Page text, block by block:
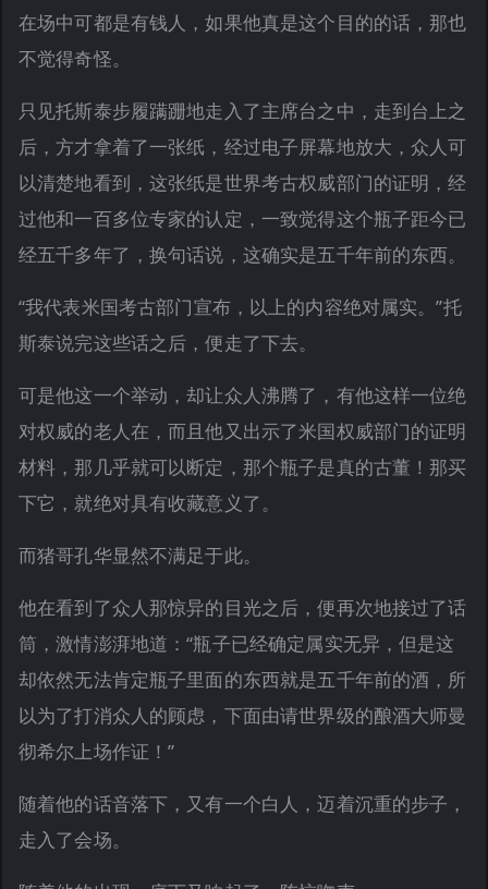
在场中可都是有钱人，如果他真是这个目的的话，那也
不觉得奇怪。
只见托斯泰步履蹒跚地走入了主席台之中，走到台上之
后，方才拿着了一张纸，经过电子屏幕地放大，众人可
以清楚地看到，这张纸是世界考古权威部门的证明，经
过他和一百多位专家的认定，一致觉得这个瓶子距今已
经五千多年了，换句话说，这确实是五千年前的东西。
“我代表米国考古部门宣布，以上的内容绝对属实。”托
斯泰说完这些话之后，便走了下去。
可是他这一个举动，却让众人沸腾了，有他这样一位绝
对权威的老人在，而且他又出示了米国权威部门的证明
材料，那几乎就可以断定，那个瓶子是真的古董！那买
下它，就绝对具有收藏意义了。
而猪哥孔华显然不满足于此。
他在看到了众人那惊异的目光之后，便再次地接过了话
筒，激情澎湃地道：“瓶子已经确定属实无异，但是这
却依然无法肯定瓶子里面的东西就是五千年前的酒，所
以为了打消众人的顾虑，下面由请世界级的酿酒大师曼
彻希尔上场作证！”
随着他的话音落下，又有一个白人，迈着沉重的步子，
走入了会场。